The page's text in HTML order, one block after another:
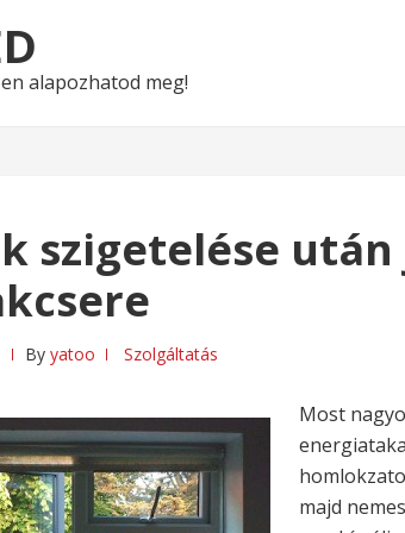
alapozhatod meg!
szigetelése
By yatoo Szolgáltatás
Most
majd